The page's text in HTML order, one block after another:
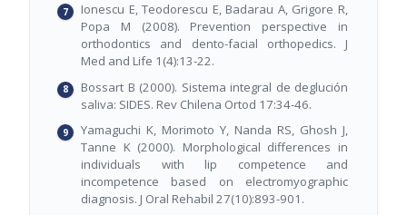
Ionescu E, Teodorescu E, Badarau A, Grigore R,
Popa M (2008). Prevention perspective in
orthodontics and dento-facial orthopedics. J
Med and Life 1(4):13-22.
Bossart B (2000). Sistema integral de deglución
saliva: SIDES. Rev Chilena Ortod 17:34-46.
Yamaguchi K, Morimoto Y, Nanda RS, Ghosh J,
Tanne K (2000). Morphological differences in
individuals with lip competence and
incompetence based on electromyographic
diagnosis. J Oral Rehabil 27(10):893-901.